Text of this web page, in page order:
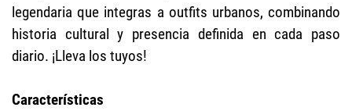
legendaria que integras a outfits urbanos, combinando
historia cultural y presencia definida en cada paso
diario. ¡Lleva los tuyos!
Características